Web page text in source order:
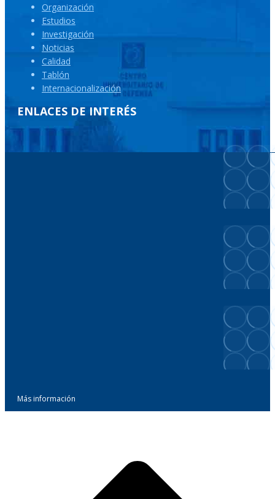
Organización
Estudios
Investigación
Noticias
Calidad
Tablón
Internacionalización
ENLACES DE INTERÉS
Más información